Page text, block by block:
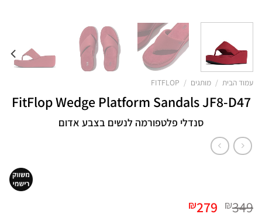
עמוד הבית / מותגים /
FITFLOP
FitFlop Wedge Platform Sandals JF8-D47
סנדלי פלטפורמה לנשים בצבע אדום
₪349 המחיר
₪279